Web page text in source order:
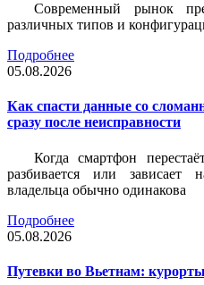
Современный рынок
различных типов и
Подробнее
05.08.2026
Как спасти данные со
сразу после неисправности
Когда смартфон
разбивается или зависает
владельца обычно одинакова
Подробнее
05.08.2026
Путевки во Вьетнам: